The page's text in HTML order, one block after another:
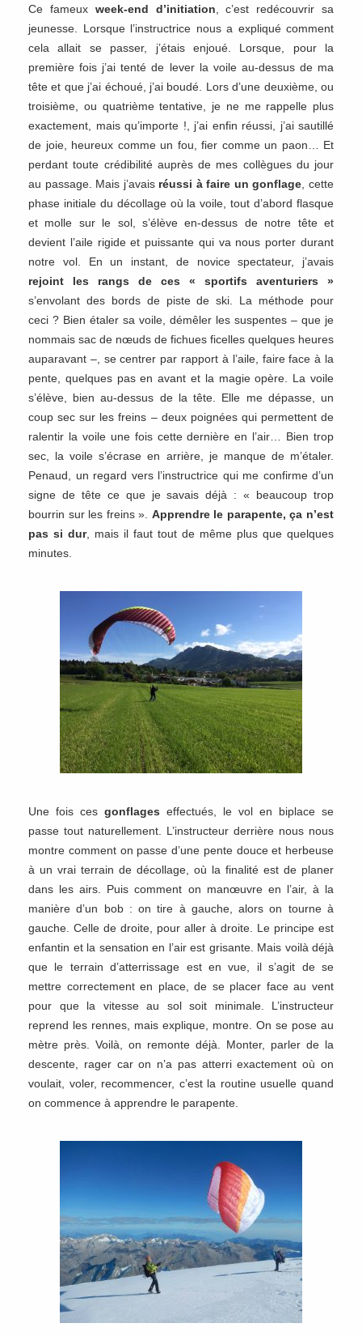
Ce fameux week-end d’initiation , c’est redécouvrir sa
jeunesse. Lorsque l’instructrice nous a expliqué comment
cela allait se passer, j’étais enjoué. Lorsque, pour la
première fois j’ai tenté de lever la voile au-dessus de ma
tête et que j’ai échoué, j’ai boudé. Lors d’une deuxième, ou
troisième, ou quatrième tentative, je ne me rappelle plus
exactement, mais qu’importe !, j’ai enfin réussi, j’ai sautillé
de joie, heureux comme un fou, fier comme un paon… Et
perdant toute crédibilité auprès de mes collègues du jour
au passage. Mais j’avais réussi à faire un gonflage , cette
phase initiale du décollage où la voile, tout d’abord flasque
et molle sur le sol, s’élève en-dessus de notre tête et
devient l’aile rigide et puissante qui va nous porter durant
notre vol. En un instant, de novice spectateur, j’avais
rejoint les rangs de ces « sportifs aventuriers »
s’envolant des bords de piste de ski. La méthode pour
ceci ? Bien étaler sa voile, démêler les suspentes – que je
nommais sac de nœuds de fichues ficelles quelques heures
auparavant –, se centrer par rapport à l’aile, faire face à la
pente, quelques pas en avant et la magie opère. La voile
s’élève, bien au-dessus de la tête. Elle me dépasse, un
coup sec sur les freins – deux poignées qui permettent de
ralentir la voile une fois cette dernière en l’air… Bien trop
sec, la voile s’écrase en arrière, je manque de m’étaler.
Penaud, un regard vers l’instructrice qui me confirme d’un
signe de tête ce que je savais déjà : « beaucoup trop
bourrin sur les freins ». Apprendre le parapente, ça n’est
pas si dur, mais il faut tout de même plus que quelques
minutes.
Une fois ces gonflages effectués, le vol en biplace se
passe tout naturellement. L’instructeur derrière nous nous
montre comment on passe d’une pente douce et herbeuse
à un vrai terrain de décollage, où la finalité est de planer
dans les airs. Puis comment on manœuvre en l’air, à la
manière d’un bob : on tire à gauche, alors on tourne à
gauche. Celle de droite, pour aller à droite. Le principe est
enfantin et la sensation en l’air est grisante. Mais voilà déjà
que le terrain d’atterrissage est en vue, il s’agit de se
mettre correctement en place, de se placer face au vent
pour que la vitesse au sol soit minimale. L’instructeur
reprend les rennes, mais explique, montre. On se pose au
mètre près. Voilà, on remonte déjà. Monter, parler de la
descente, rager car on n’a pas atterri exactement où on
voulait, voler, recommencer, c’est la routine usuelle quand
on commence à apprendre le parapente.